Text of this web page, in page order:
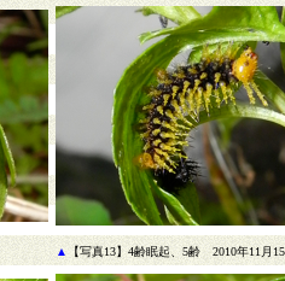
▲ 【写真13】4齢眠起、5齢 2010年11月